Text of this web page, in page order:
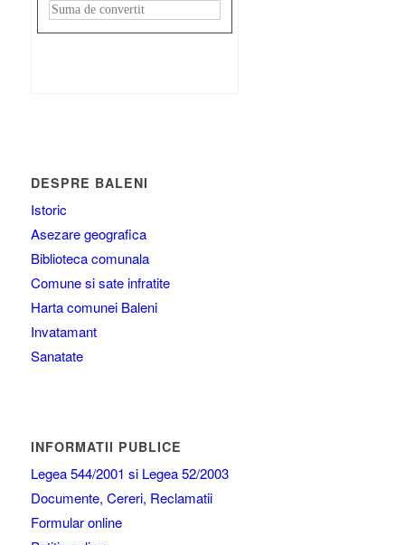
DESPRE BALENI
Istoric
Asezare geografica
Biblioteca comunala
Comune si sate infratite
Harta comunei Baleni
Invatamant
Sanatate
INFORMATII PUBLICE
Legea 544/2001 si Legea 52/2003
Documente, Cereri, Reclamatii
Formular online